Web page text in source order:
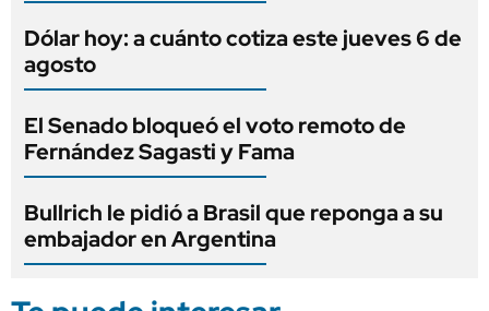
Dólar hoy: a cuánto cotiza este jueves 6 de
agosto
El Senado bloqueó el voto remoto de
Fernández Sagasti y Fama
Bullrich le pidió a Brasil que reponga a su
embajador en Argentina